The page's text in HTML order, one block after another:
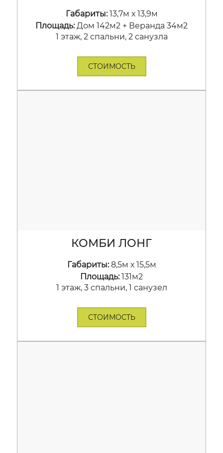
Габариты:13,7м х 13,9м
Площадь:Дом 142м2 + Веранда 34м2
1 этаж, 2 спальни, 2 санузла
СТОИМОСТЬ
КОМБИ ЛОНГ
Габариты:8,5м х 15,5м
Площадь:131м2
1 этаж, 3 спальни, 1 санузел
СТОИМОСТЬ